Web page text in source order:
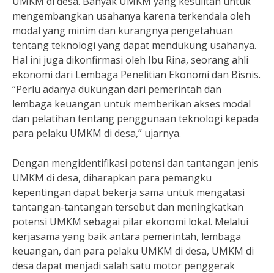
mengembangkan usahanya karena terkendala oleh
modal yang minim dan kurangnya pengetahuan
tentang teknologi yang dapat mendukung usahanya.
Hal ini juga dikonfirmasi oleh Ibu Rina, seorang ahli
ekonomi dari Lembaga Penelitian Ekonomi dan Bisnis.
“Perlu adanya dukungan dari pemerintah dan
lembaga keuangan untuk memberikan akses modal
dan pelatihan tentang penggunaan teknologi kepada
para pelaku UMKM di desa,” ujarnya.
Dengan mengidentifikasi potensi dan tantangan jenis
UMKM di desa, diharapkan para pemangku
kepentingan dapat bekerja sama untuk mengatasi
tantangan-tantangan tersebut dan meningkatkan
potensi UMKM sebagai pilar ekonomi lokal. Melalui
kerjasama yang baik antara pemerintah, lembaga
keuangan, dan para pelaku UMKM di desa, UMKM di
desa dapat menjadi salah satu motor penggerak